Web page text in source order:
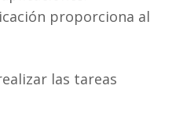
proporciona al
las tareas